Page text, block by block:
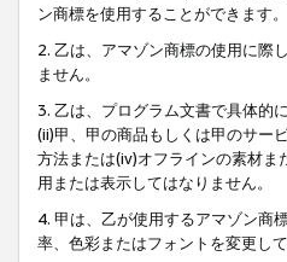
ン商標を使用することができます。
2. 乙は、アマゾン商標の使用に際
ません。
3. 乙は、プログラム文書で具体的
(ii)甲、甲の商品もしくは甲のサー
方法または(iv)オフラインの素材ま
用または表示してはなりません。
4. 甲は、乙が使用するアマゾン商
率、色彩またはフォントを変更し